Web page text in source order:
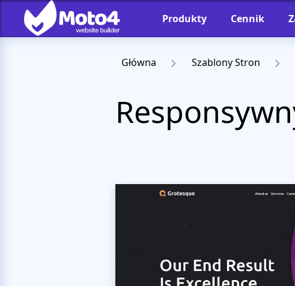
Produkty Cennik
Główna Szablony Stron